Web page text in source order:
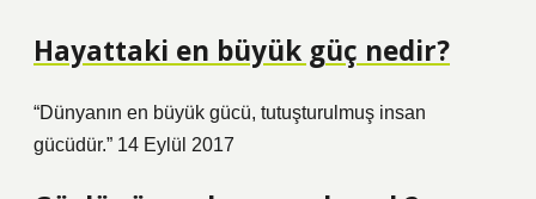
Hayattaki en büyük güç nedir?
“Dünyanın en büyük gücü, tutuşturulmuş insan
gücüdür.” 14 Eylül 2017